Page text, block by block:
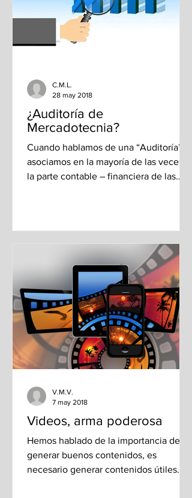
¿Auditoría de
Mercadotecnia?
Cuando hablamos de una “Auditoría”, la
asociamos en la mayoría de las veces a
la parte contable – financiera de las
C.M.L.
28 may 2018
Videos, arma poderosa
Hemos hablado de la importancia de
generar buenos contenidos, es
necesario generar contenidos útiles
V.M.V.
7 may 2018